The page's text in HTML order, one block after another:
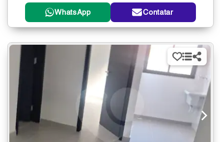
WhatsApp Contatar